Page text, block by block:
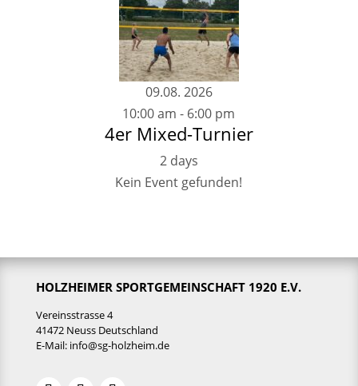
09.08. 2026
10:00 am - 6:00 pm
4er Mixed-Turnier
2 days
Kein Event gefunden!
HOLZHEIMER SPORTGEMEINSCHAFT 1920 E.V.
Vereinsstrasse 4
41472 Neuss Deutschland
E-Mail: info@sg-holzheim.de